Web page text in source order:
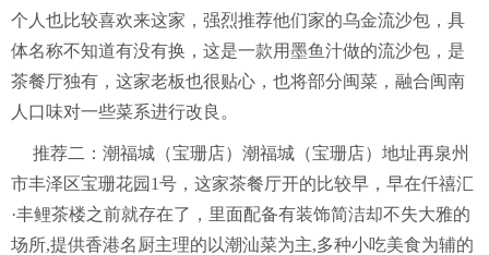
个人也比较喜欢来这家，强烈推荐他们家的乌金流沙包，具
体名称不知道有没有换，这是一款用墨鱼汁做的流沙包，是
茶餐厅独有，这家老板也很贴心，也将部分闽菜，融合闽南
人口味对一些菜系进行改良。
推荐二：潮福城（宝珊店）潮福城（宝珊店）地址再泉州
市丰泽区宝珊花园1号，这家茶餐厅开的比较早，早在仟禧汇
·丰鲤茶楼之前就存在了，里面配备有装饰简洁却不失大雅的
场所,提供香港名厨主理的以潮汕菜为主,多种小吃美食为辅的